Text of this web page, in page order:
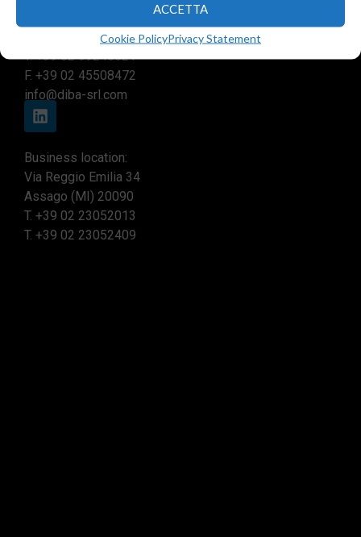
ACCETTA
Cookie PolicyPrivacy Statement
Arese (MI) 20044
T.+39 02 99246521
F. +39 02 45508472
info@diba-srl.com
Business location:
Via Reggio Emilia 34
Assago (MI) 20090
T. +39 02 23052013
T. +39 02 23052409